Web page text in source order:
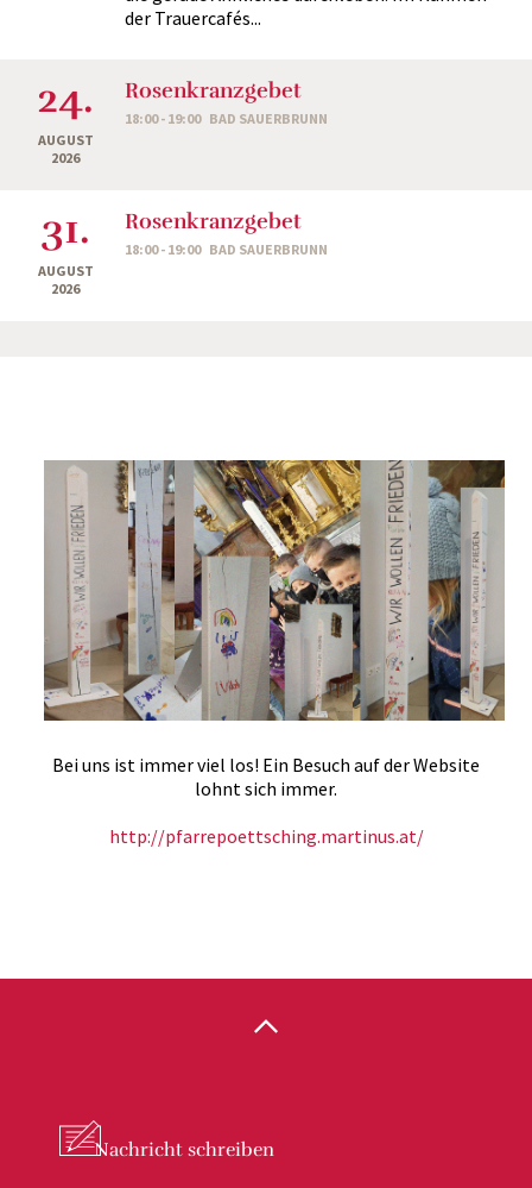
der Trauercafés...
24.
AUGUST
2026
Rosenkranzgebet
18:00 - 19:00 BAD SAUERBRUNN
31.
AUGUST
2026
Rosenkranzgebet
18:00 - 19:00 BAD SAUERBRUNN
Bei uns ist immer viel los! Ein Besuch auf der Website
lohnt sich immer.
http://pfarrepoettsching.martinus.at/
Nachricht schreiben